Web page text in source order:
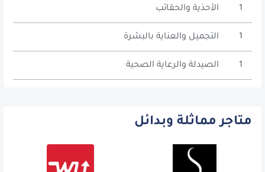
الأحذية والحقائب
التجميل والعناية بالبشرة
الصيدلة والرعاية الصحية
متاجر مماثلة وبدائل